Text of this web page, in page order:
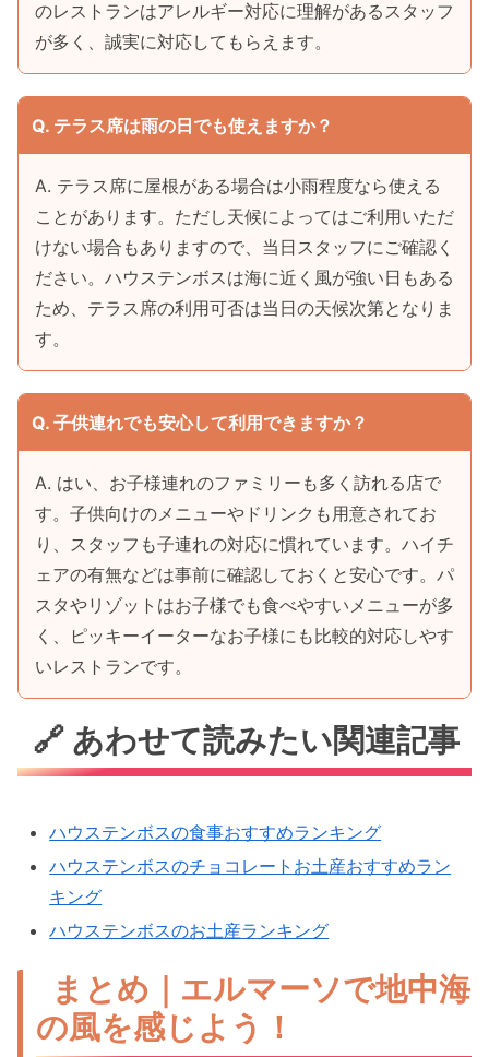
のレストランはアレルギー対応に理解があるスタッフ
が多く、誠実に対応してもらえます。
Q. テラス席は雨の日でも使えますか？
A. テラス席に屋根がある場合は小雨程度なら使える
ことがあります。ただし天候によってはご利用いただ
けない場合もありますので、当日スタッフにご確認く
ださい。ハウステンボスは海に近く風が強い日もある
ため、テラス席の利用可否は当日の天候次第となりま
す。
Q. 子供連れでも安心して利用できますか？
A. はい、お子様連れのファミリーも多く訪れる店で
す。子供向けのメニューやドリンクも用意されてお
り、スタッフも子連れの対応に慣れています。ハイチ
ェアの有無などは事前に確認しておくと安心です。パ
スタやリゾットはお子様でも食べやすいメニューが多
く、ピッキーイーターなお子様にも比較的対応しやす
いレストランです。
🔗 あわせて読みたい関連記事
ハウステンボスの食事おすすめランキング
ハウステンボスのチョコレートお土産おすすめラン
キング
ハウステンボスのお土産ランキング
まとめ｜エルマーソで地中海
の風を感じよう！